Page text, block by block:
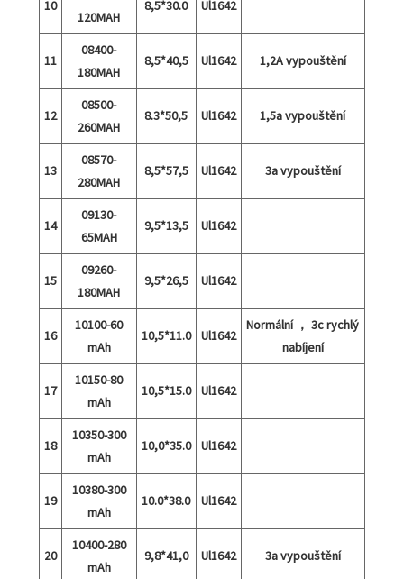
10
120MAH
8,5*30.0 Ul1642
11
08400-
180MAH
8,5*40,5 Ul1642 1,2A vypouštění
12
08500-
260MAH
8.3*50,5 Ul1642 1,5a vypouštění
13
08570-
280MAH
8,5*57,5 Ul1642 3a vypouštění
14
09130-
65MAH
9,5*13,5 Ul1642
15
09260-
180MAH
9,5*26,5 Ul1642
16
10100-60
mAh
10,5*11.0 Ul1642
Normální ， 3c rychlý
nabíjení
17
10150-80
mAh
10,5*15.0 Ul1642
18
10350-300
mAh
10,0*35.0 Ul1642
19
10380-300
mAh
10.0*38.0 Ul1642
20
10400-280
mAh
9,8*41,0 Ul1642 3a vypouštění